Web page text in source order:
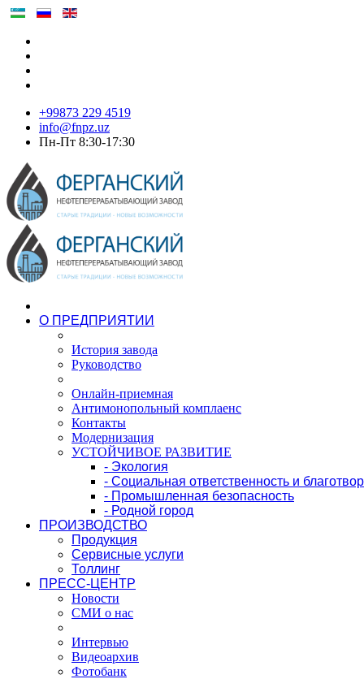
+99873 229 4519
info@fnpz.uz
Пн-Пт 8:30-17:30
О ПРЕДПРИЯТИИ
История завода
Руководство
Онлайн-приемная
Антимонопольный комплаенс
Контакты
Модернизация
УСТОЙЧИВОЕ РАЗВИТИЕ
- Экология
- Социальная ответственность и
- Промышленная безопасность
- Родной город
ПРОИЗВОДСТВО
Продукция
Сервисные услуги
Толлинг
ПРЕСС-ЦЕНТР
Новости
СМИ о нас
Интервью
Видеоархив
Фотобанк